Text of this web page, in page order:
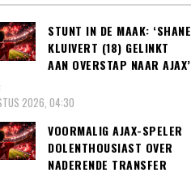
STUNT IN DE MAAK: ‘SHANE
KLUIVERT (18) GELINKT
AAN OVERSTAP NAAR AJAX’
2026, 04:30
VOORMALIG AJAX-SPELER
DOLENTHOUSIAST OVER
NADERENDE TRANSFER